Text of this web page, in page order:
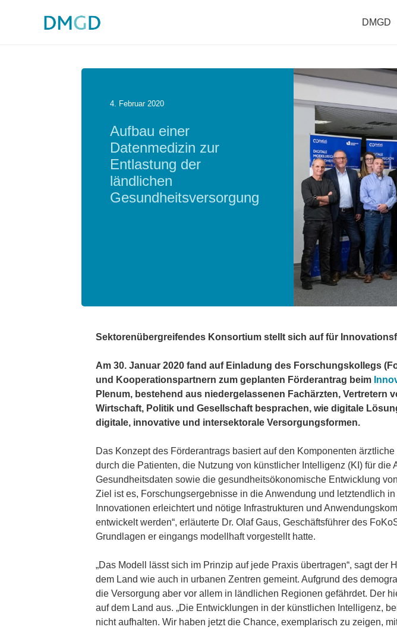
DMGD
4. Februar 2020
Aufbau einer
Datenmedizin zur
Entlastung der
ländlichen
Gesundheitsversorgung
Sektorenübergreifendes Konsortium stellt sich auf für
Am 30. Januar 2020 fand auf Einladung des Forschungskollegs
und Kooperationspartnern zum geplanten Förderantrag beim
Plenum, bestehend aus niedergelassenen Fachärzten,
Wirtschaft, Politik und Gesellschaft besprachen, wie digitale
digitale, innovative und intersektorale Versorgungsformen.
Das Konzept des Förderantrags basiert auf den Komponenten
durch die Patienten, die Nutzung von künstlicher Intelligenz (KI) für
Gesundheitsdaten sowie die gesundheitsökonomische Entwicklung
Ziel ist es, Forschungsergebnisse in die Anwendung und letztendlich
Innovationen erleichtert und nötige Infrastrukturen und
entwickelt werden“, erläuterte Dr. Olaf Gaus, Geschäftsführer des
Grundlagen er eingangs modellhaft vorgestellt hatte.
„Das Modell lässt sich im Prinzip auf jede Praxis übertragen“, sagt
dem Land wie auch in urbanen Zentren gemeint. Aufgrund des
die Versorgung aber vor allem in ländlichen Regionen gefährdet. Der
auf dem Land aus. „Die Entwicklungen in der künstlichen Intelligenz,
nicht aufhalten. Wir haben jetzt die Chance, exemplarisch zu zeigen,